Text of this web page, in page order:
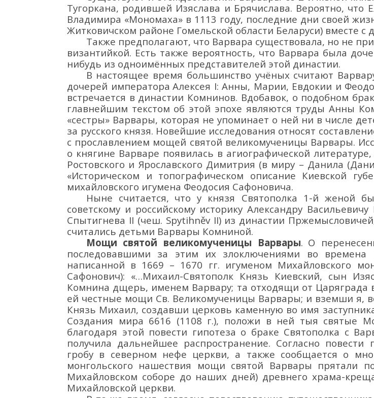
Тугоркана, родившей Изяслава и Брячислава. Вероятно, что
Владимира «Мономаха» в 1113 году, последние дни своей
Житковичском районе Гомельской области Беларуси) вместе с
Также предполагают, что Варвара существовала, но не
византийкой. Есть также вероятность, что Варвара была
нибудь из одноимённых представителей этой династии.
В настоящее время большинство учёных считают
дочерей императора Алексея I: Анны, Марии, Евдокии и
встречается в династии Комнинов. Вдобавок, о подобном
главнейшим текстом об этой эпохе являются труды Анны
«сестры» Варвары, которая не упоминает о ней ни в числе
за русского князя. Новейшие исследования относят
с прославлением мощей святой великомученицы Варвары.
о княгине Варваре появилась в агиографической литературе
Ростовского и Ярославского Димитрия (в миру – Данила
«Историческом и топографическом описание Киевской
михайловского игумена Феодосия Сафоновича.
Ныне считается, чтоу князя Святополка 1-й женой
советскому и российскому историкуАлександру Васильевичу
Спытигнева II (чеш. SpytihněvII) из династии
считались детьми Варвары Комниной.
Мощи святой великомученицы Варвары. О
последовавшими за этим их злоключениями во времена
написанной в 1669 – 1670 гг. игуменом Михайловского
Сафонович): «…Михаил-Святополк Князь Киевский, сын
Комнина дщерь, именем Варвару; та отходящи от Царяграда
ей честные мощи Св. Великомученицы Варвары; и вземши я,
Князь Михаил, создавши церковь каменную во имя
Создания мира 6616 (1108 г.), положи в ней тыя святые
благодаря этой повести гипотеза о браке Святополка с
получила дальнейшее распространение. Согласно повести
гробу в северном нефе церкви, а также сообщается о
монгольского нашествия мощи святой Варвары прятали
Михайловском соборе до наших дней) древнего храма-
Михайловской церкви.